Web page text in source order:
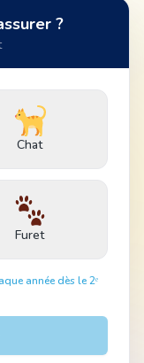
?
Chat
Furet
année dès le 2ᵉ